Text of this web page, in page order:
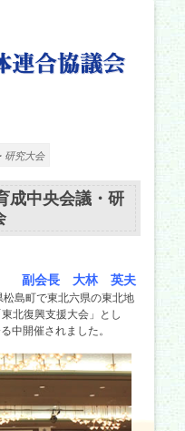
足立区少年団体連
合協議会
地域の力と行政をつなぐ役割を担い、足立
成長を願い、活動しています。
研究大会
成中央会議・研
副会長 大林 英夫
島町で東北六県の東北地
北復興支援大会」とし
中開催されました。